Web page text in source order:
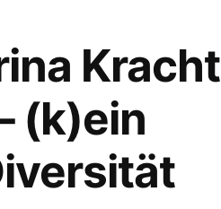
Kracht
(k)ein